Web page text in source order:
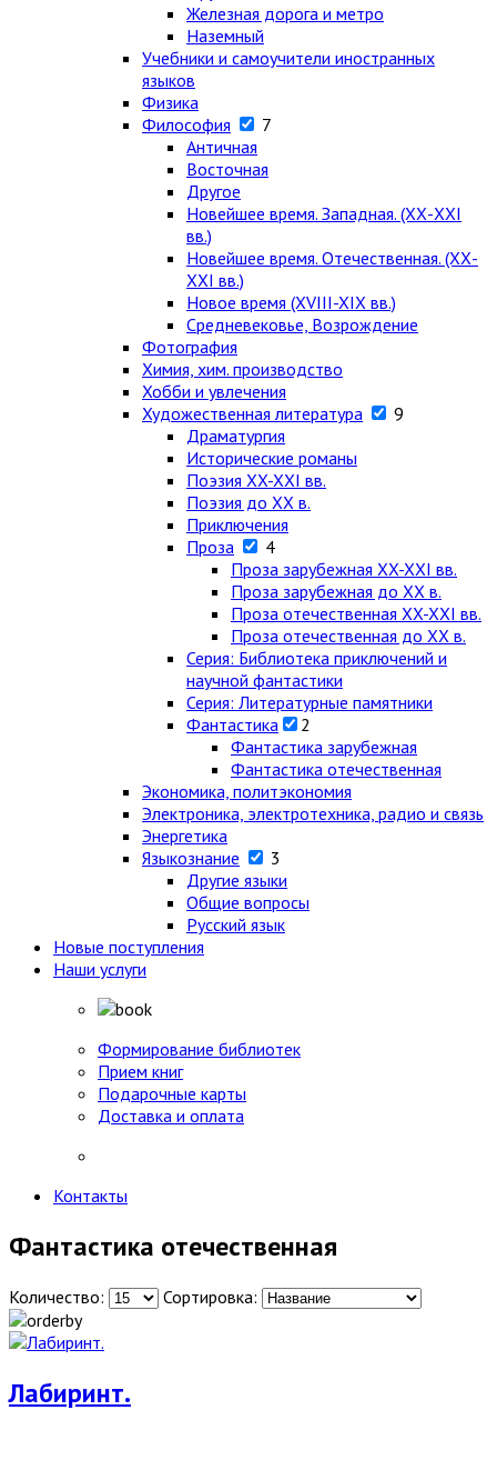
Железная дорога и метро
Наземный
Учебники и самоучители иностранных
языков
Физика
Философия
7
Античная
Восточная
Другое
Новейшее время. Западная. (ХХ-ХХI
вв.)
Новейшее время. Отечественная. (ХХ-
ХХI вв.)
Новое время (XVIII-XIX вв.)
Средневековье, Возрождение
Фотография
Химия, хим. производство
Хобби и увлечения
Художественная литература
9
Драматургия
Исторические романы
Поэзия XX-XXI вв.
Поэзия до XX в.
Приключения
Проза
4
Проза зарубежная XX-XXI вв.
Проза зарубежная до XX в.
Проза отечественная XX-XXI вв.
Проза отечественная до XX в.
Серия: Библиотека приключений и
научной фантастики
Серия: Литературные памятники
Фантастика
2
Фантастика зарубежная
Фантастика отечественная
Экономика, политэкономия
Электроника, электротехника, радио и связь
Энергетика
Языкознание
3
Другие языки
Общие вопросы
Русский язык
Новые поступления
Наши услуги
Формирование библиотек
Прием книг
Подарочные карты
Доставка и оплата
Контакты
Фантастика отечественная
Количество: Сортировка:
Лабиринт.